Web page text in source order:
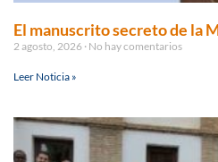
El manuscrito secreto de la
2 agosto, 2026 No hay comentarios
Leer Noticia »